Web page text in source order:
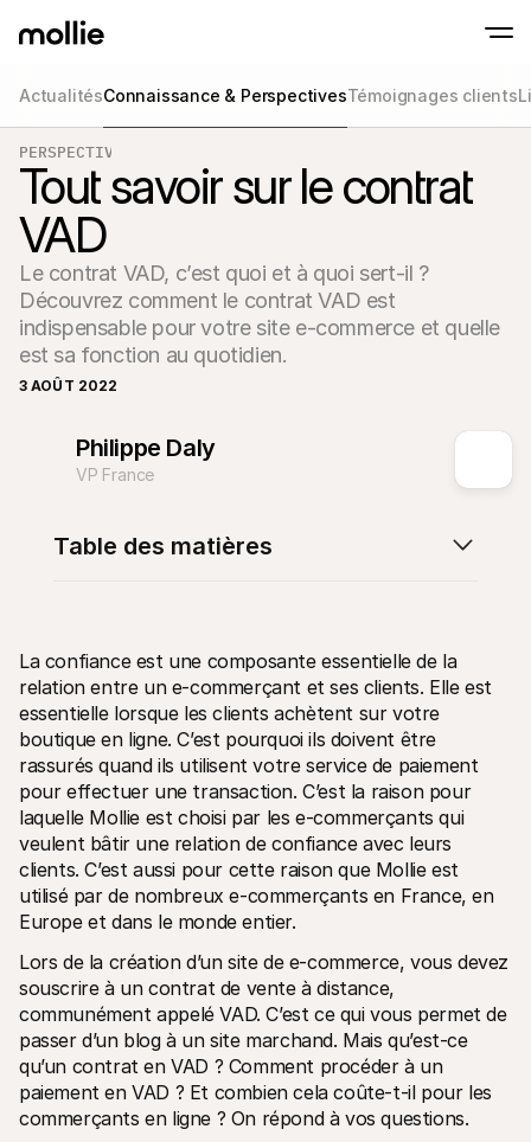
Tap to Pay sur iPhone
Acceptez les paiements sans contact sur
En savoir plus Acceptez et gérez
Paiement en point
Proposez un
pour la conversion
Paiement
Encaissez des
Partenaires
Pour les agences
Ressources techniques
Portail développeurs
Découvrez les ressources de développement et les mises à
jour
Bibliothèques
Intégrez Mollie avec des packages prêts à l'emploi
Communauté Discord
Rejoignez notre communauté de développeurs
API
À propos de Mollie
Tarifs
Consultez nos tarifs
À propos
Notre histoire et nos valeurs
Actualités
Lire les dernières actualités de
Mollie
Nous rejoindre
Rejoignez notre équipe - nous
recrutons !
nos
Contact
Pour les consommateurs
Découvrez pourquoi Mollie figure sur votre relevé bancaire
Pour les clients Mollie
ActualitésConnaissance & PerspectivesTémoignages clients
PERSPECTIVES
Tout savoir sur le contrat
VAD
Le contrat VAD, c’est quoi et à quoi sert-il ?
Découvrez comment le contrat VAD est
indispensable pour votre site e-commerce et quelle
est sa fonction au quotidien.
3 AOÛT 2022
Philippe Daly
VP France
La confiance est une composante essentielle de la
relation entre un e-commerçant et ses clients. Elle est
essentielle lorsque les clients achètent sur votre
boutique en ligne. C’est pourquoi ils doivent être
rassurés quand ils utilisent votre service de paiement
pour effectuer une transaction. C’est la raison pour
laquelle Mollie est choisi par les e-commerçants qui
veulent bâtir une relation de confiance avec leurs
clients. C’est aussi pour cette raison que Mollie est
utilisé par de nombreux e-commerçants en France, en
Europe et dans le monde entier.
Lors de la création d’un site de e-commerce, vous devez
souscrire à un contrat de vente à distance,
communément appelé VAD. C’est ce qui vous permet de
passer d’un blog à un site marchand. Mais qu’est-ce
qu’un contrat en VAD ? Comment procéder à un
paiement en VAD ? Et combien cela coûte-t-il pour les
commerçants en ligne ? On répond à vos questions.
Table des matières